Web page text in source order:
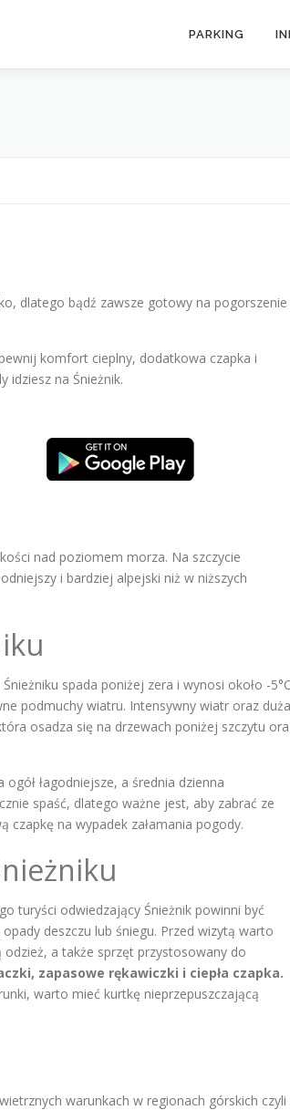
PARKING
dlatego bądź zawsze gotowy na pogorszenie
komfort cieplny, dodatkowa czapka i
idziesz na Śnieżnik.
nad poziomem morza. Na szczycie
i bardziej alpejski niż w niższych
spada poniżej zera i wynosi około -
podmuchy wiatru. Intensywny wiatr oraz duża
osadza się na drzewach poniżej szczytu
łagodniejsze, a średnia dzienna
spaść, dlatego ważne jest, aby zabrać ze
czapkę na wypadek załamania pogody.
turyści odwiedzający Śnieżnik powinni być
deszczu lub śniegu. Przed wizytą warto
a także sprzęt przystosowany do
zapasowe rękawiczki i ciepła czapka.
warto mieć kurtkę nieprzepuszczającą
warunkach w regionach górskich czyli